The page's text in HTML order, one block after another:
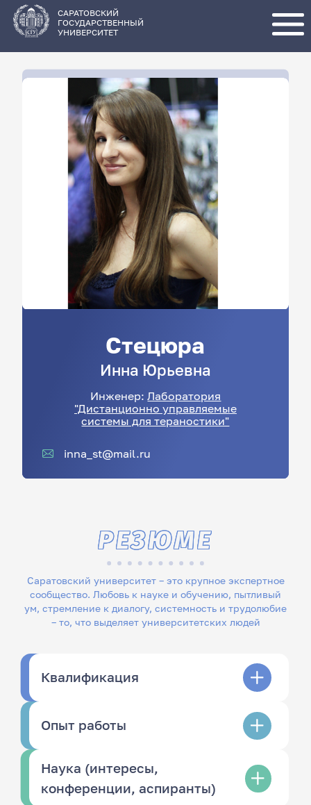
основному
содержанию
САРАТОВСКИЙ
ГОСУДАРСТВЕННЫЙ
УНИВЕРСИТЕТ
Стецюра
Инна Юрьевна
Инженер: Лаборатория
"Дистанционно управляемые
системы для тераностики"
inna_st@mail.ru
Саратовский университет – это крупное экспертное
сообщество. Любовь к науке и обучению, пытливый
ум, стремление к диалогу, системность и трудолюбие
– то, что выделяет университетских людей
РЕЗЮМЕ
Квалификация
Опыт работы
Наука (интересы,
конференции, аспиранты)